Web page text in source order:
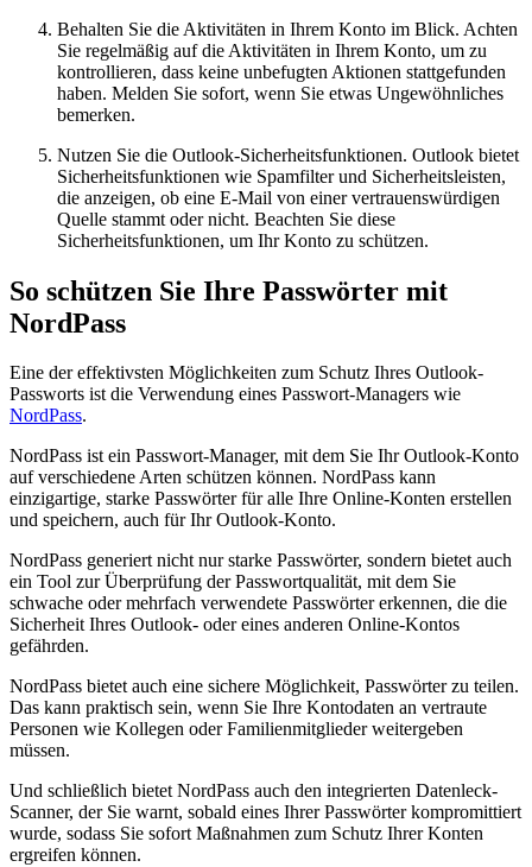
Behalten Sie die Aktivitäten in Ihrem Konto im Blick. Achten
Sie regelmäßig auf die Aktivitäten in Ihrem Konto, um zu
kontrollieren, dass keine unbefugten Aktionen stattgefunden
haben. Melden Sie sofort, wenn Sie etwas Ungewöhnliches
bemerken.
Nutzen Sie die Outlook-Sicherheitsfunktionen. Outlook bietet
Sicherheitsfunktionen wie Spamfilter und Sicherheitsleisten,
die anzeigen, ob eine E-Mail von einer vertrauenswürdigen
Quelle stammt oder nicht. Beachten Sie diese
Sicherheitsfunktionen, um Ihr Konto zu schützen.
So schützen Sie Ihre Passwörter mit
NordPass
Eine der effektivsten Möglichkeiten zum Schutz Ihres Outlook-
Passworts ist die Verwendung eines Passwort-Managers wie
NordPass.
NordPass ist ein Passwort-Manager, mit dem Sie Ihr Outlook-Konto
auf verschiedene Arten schützen können. NordPass kann
einzigartige, starke Passwörter für alle Ihre Online-Konten erstellen
und speichern, auch für Ihr Outlook-Konto.
NordPass generiert nicht nur starke Passwörter, sondern bietet auch
ein Tool zur Überprüfung der Passwortqualität, mit dem Sie
schwache oder mehrfach verwendete Passwörter erkennen, die die
Sicherheit Ihres Outlook- oder eines anderen Online-Kontos
gefährden.
NordPass bietet auch eine sichere Möglichkeit, Passwörter zu teilen.
Das kann praktisch sein, wenn Sie Ihre Kontodaten an vertraute
Personen wie Kollegen oder Familienmitglieder weitergeben
müssen.
Und schließlich bietet NordPass auch den integrierten Datenleck-
Scanner, der Sie warnt, sobald eines Ihrer Passwörter kompromittiert
wurde, sodass Sie sofort Maßnahmen zum Schutz Ihrer Konten
ergreifen können.